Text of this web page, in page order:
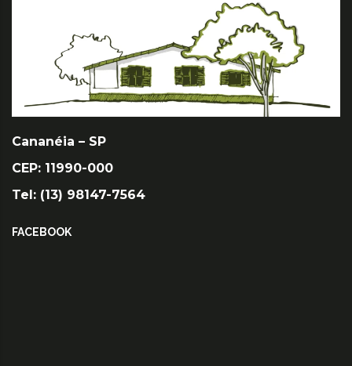
Cananéia – SP
CEP: 11990-000
Tel: (13) 98147-7564
FACEBOOK